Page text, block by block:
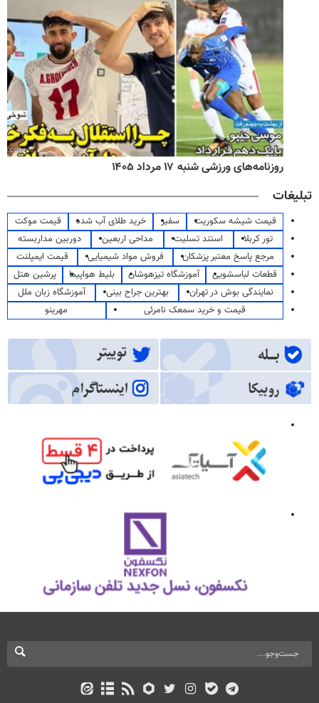
روزنامه‌های ورزشی شنبه ۱۷ مرداد ۱۴۰۵
تبلیغات
قیمت شیشه سکوریت سفیر خرید طلای آب شده
قیمت موکت
تور کربلا
استند تسلیت مداحی اربعین
دوربین مداربسته
مرجع پاسخ معتبر پزشکان
فروش مواد شیمیایی
قیمت ایمپلنت
قطعات لباسشویی
آموزشگاه تیزهوشان بلیط هواپیما
پرشین هتل
نمایندگی بوش در تهران
بهترین جراح بینی
آموزشگاه زبان ملل
قیمت و خرید سمعک نامرئی
مهرینو